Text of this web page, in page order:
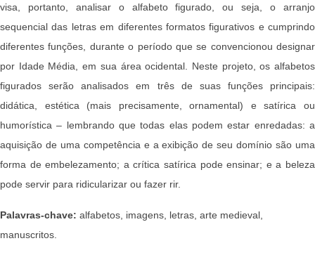
visa, portanto, analisar o alfabeto figurado, ou seja, o arranjo
sequencial das letras em diferentes formatos figurativos e cumprindo
diferentes funções, durante o período que se convencionou designar
por Idade Média, em sua área ocidental. Neste projeto, os alfabetos
figurados serão analisados em três de suas funções principais:
didática, estética (mais precisamente, ornamental) e satírica ou
humorística – lembrando que todas elas podem estar enredadas: a
aquisição de uma competência e a exibição de seu domínio são uma
forma de embelezamento; a crítica satírica pode ensinar; e a beleza
pode servir para ridicularizar ou fazer rir.
Palavras-chave: alfabetos, imagens, letras, arte medieval,
manuscritos.